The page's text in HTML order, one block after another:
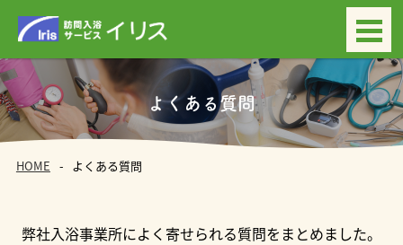
よくある質問
HOME よくある質問
弊社入浴事業所によく寄せられる質問をまとめました。